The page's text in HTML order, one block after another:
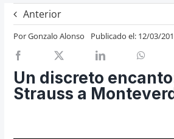
Crítica
Previos de ópera
Cosas de Beckmesser
Anterior
PorGonzalo Alonso Publicado el: 12/03/
Un discreto
Strauss a